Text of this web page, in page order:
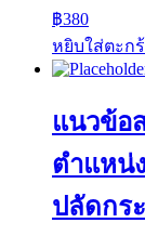
฿380
หยิบใส่ตะก
แนวข้อ
ตำแหน่
ปลัดกร